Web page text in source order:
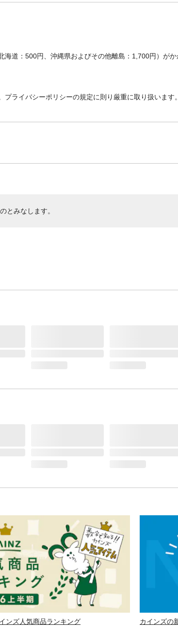
道：500円、沖縄県およびその他離島：1,700円）が
ライバシーポリシーの規定に則り厳重に取り扱います。
とみなします。
ンズ人気商品ランキング カインズの